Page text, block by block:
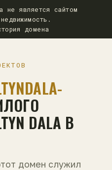
не является сайтом
домена
DALA В
домен служил